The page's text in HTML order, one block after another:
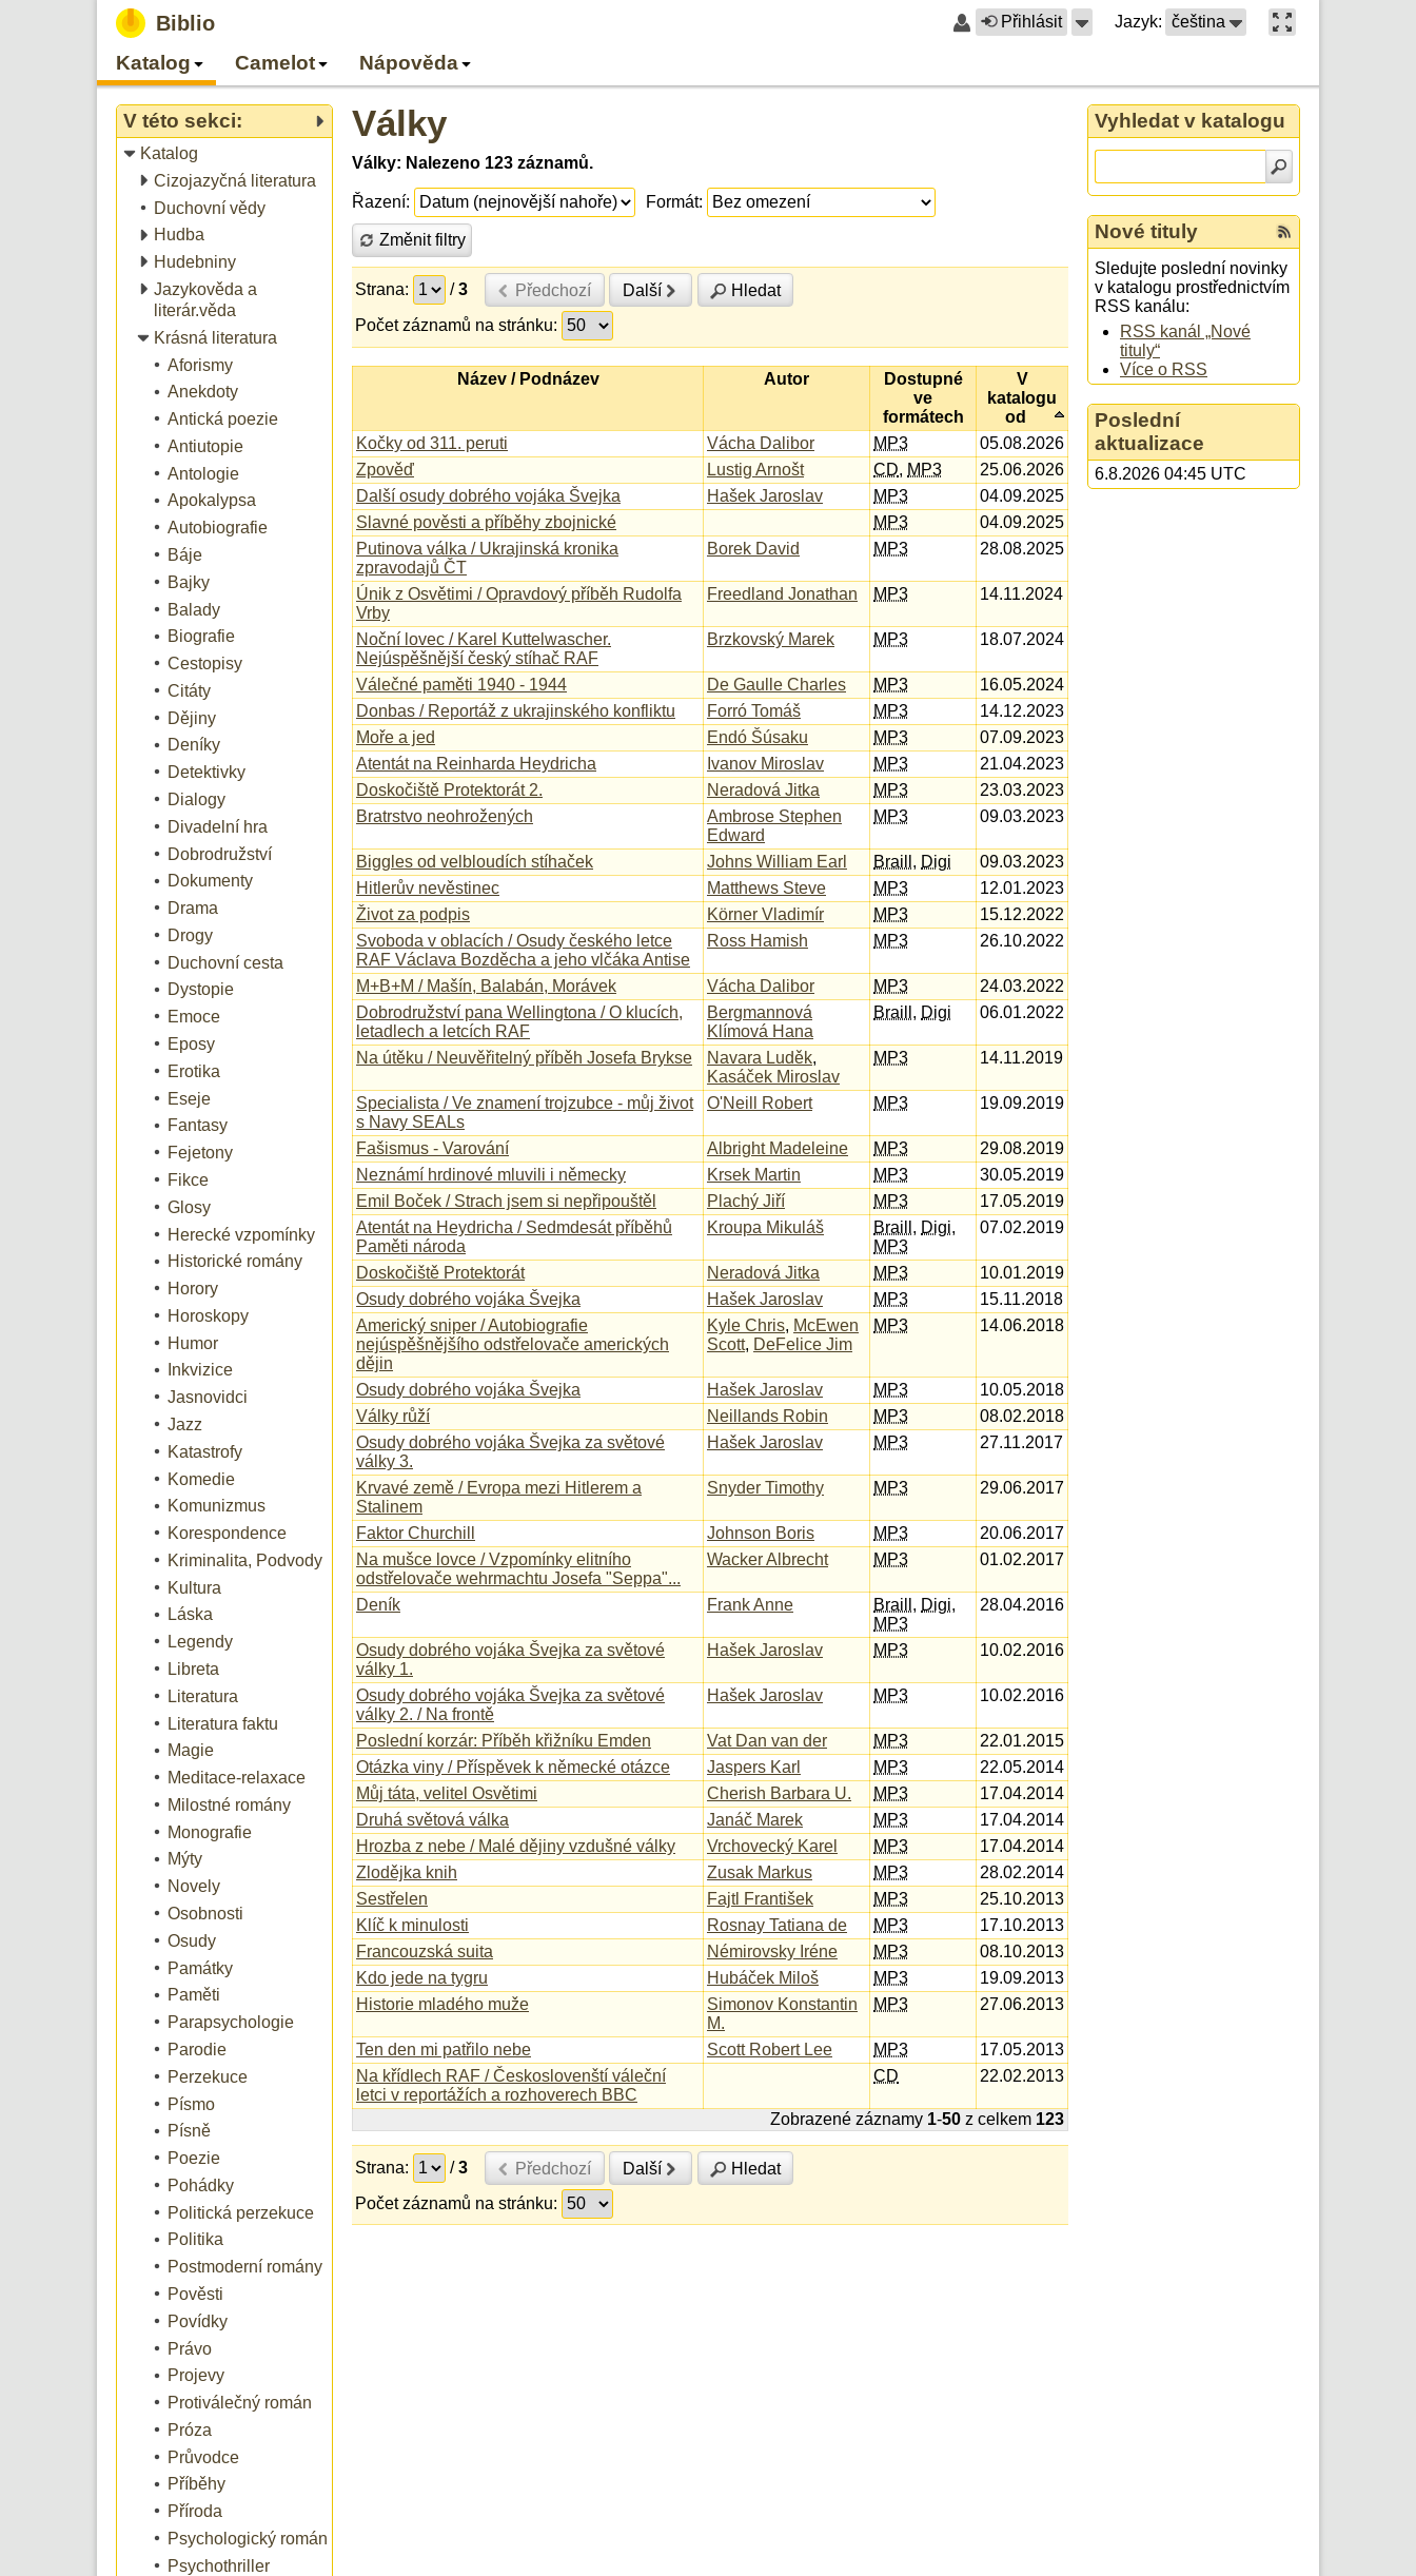
Biblio Přihlásit Jazyk: čeština
Katalog Camelot Nápověda
V této sekci:
Katalog
Cizojazyčná literatura
Duchovní vědy
Hudba
Hudebniny
Jazykověda a
literár.věda
Krásná literatura
Aforismy
Anekdoty
Antická poezie
Antiutopie
Antologie
Apokalypsa
Autobiografie
Báje
Bajky
Balady
Biografie
Cestopisy
Citáty
Dějiny
Deníky
Detektivky
Dialogy
Divadelní hra
Dobrodružství
Dokumenty
Drama
Drogy
Duchovní cesta
Dystopie
Emoce
Eposy
Erotika
Eseje
Fantasy
Fejetony
Fikce
Glosy
Herecké vzpomínky
Historické romány
Horory
Horoskopy
Humor
Inkvizice
Jasnovidci
Jazz
Katastrofy
Komedie
Komunizmus
Korespondence
Kriminalita, Podvody
Kultura
Láska
Legendy
Libreta
Literatura
Literatura faktu
Magie
Meditace-relaxace
Milostné romány
Monografie
Mýty
Novely
Osobnosti
Osudy
Památky
Paměti
Parapsychologie
Parodie
Perzekuce
Písmo
Písně
Poezie
Pohádky
Politická perzekuce
Politika
Postmoderní romány
Pověsti
Povídky
Právo
Projevy
Protiválečný román
Próza
Průvodce
Příběhy
Příroda
Psychologický román
Psychothriller
Války
Války: Nalezeno 123 záznamů.
Řazení: Formát:
Změnit filtry
Strana: /3 Předchozí Další
Hledat
Počet záznamů na stránku:
Název / Podnázev Autor
Dostupné
ve
formátech
V
katalogu
od
Kočky od 311. peruti
Vácha Dalibor MP3
05.08.2026
Zpověď
Lustig Arnošt CD, MP3
25.06.2026
Další osudy dobrého vojáka Švejka
Hašek Jaroslav MP3
04.09.2025
Slavné pověsti a příběhy zbojnické
MP3
04.09.2025
Putinova válka / Ukrajinská kronika
zpravodajů ČT
Borek David MP3 28.08.2025
Únik z Osvětimi / Opravdový příběh Rudolfa
Vrby
Freedland Jonathan MP3 14.11.2024
Noční lovec / Karel Kuttelwascher.
Nejúspěšnější český stíhač RAF
Brzkovský Marek MP3 18.07.2024
Válečné paměti 1940 - 1944 De Gaulle Charles MP3
16.05.2024
Donbas / Reportáž z ukrajinského konfliktu
Forró Tomáš MP3
14.12.2023
Moře a jed
Endó Šúsaku MP3
07.09.2023
Atentát na Reinharda Heydricha
Ivanov Miroslav MP3
21.04.2023
Doskočiště Protektorát 2.
Neradová Jitka MP3
23.03.2023
Bratrstvo neohrožených
Ambrose Stephen
Edward
MP3 09.03.2023
Biggles od velbloudích stíhaček Johns William Earl Braill , Digi
09.03.2023
Hitlerův nevěstinec
Matthews Steve MP3
12.01.2023
Život za podpis
Körner Vladimír MP3
15.12.2022
Svoboda v oblacích / Osudy českého letce
RAF Václava Bozděcha a jeho vlčáka Antise
Ross Hamish MP3 26.10.2022
M+B+M / Mašín, Balabán, Morávek Vácha Dalibor MP3
24.03.2022
Dobrodružství pana Wellingtona / O klucích,
letadlech a letcích RAF
Bergmannová
Klímová Hana
Braill , Digi 06.01.2022
Na útěku / Neuvěřitelný příběh Josefa Brykse Navara Luděk,
Kasáček Miroslav
MP3 14.11.2019
Specialista / Ve znamení trojzubce - můj život
s Navy SEALs
O'Neill Robert MP3 19.09.2019
Fašismus - Varování Albright Madeleine MP3
29.08.2019
Neznámí hrdinové mluvili i německy
Krsek Martin MP3
30.05.2019
Emil Boček / Strach jsem si nepřipouštěl
Plachý Jiří MP3
17.05.2019
Atentát na Heydricha / Sedmdesát příběhů
Paměti národa
Kroupa Mikuláš Braill , Digi,
MP3
07.02.2019
Doskočiště Protektorát Neradová Jitka MP3
10.01.2019
Osudy dobrého vojáka Švejka
Hašek Jaroslav MP3
15.11.2018
Americký sniper / Autobiografie
nejúspěšnějšího odstřelovače amerických
dějin
Kyle Chris, McEwen
Scott, DeFelice Jim
MP3 14.06.2018
Osudy dobrého vojáka Švejka Hašek Jaroslav MP3
10.05.2018
Války růží
Neillands Robin MP3
08.02.2018
Osudy dobrého vojáka Švejka za světové
války 3.
Hašek Jaroslav MP3 27.11.2017
Krvavé země / Evropa mezi Hitlerem a
Stalinem
Snyder Timothy MP3 29.06.2017
Faktor Churchill Johnson Boris MP3
20.06.2017
Na mušce lovce / Vzpomínky elitního
odstřelovače wehrmachtu Josefa "Seppa"...
Wacker Albrecht MP3 01.02.2017
Deník Frank Anne Braill , Digi,
MP3
28.04.2016
Osudy dobrého vojáka Švejka za světové
války 1.
Hašek Jaroslav MP3 10.02.2016
Osudy dobrého vojáka Švejka za světové
války 2. / Na frontě
Hašek Jaroslav MP3 10.02.2016
Poslední korzár: Příběh křižníku Emden Vat Dan van der MP3
22.01.2015
Otázka viny / Příspěvek k německé otázce
Jaspers Karl MP3
22.05.2014
Můj táta, velitel Osvětimi
Cherish Barbara U. MP3
17.04.2014
Druhá světová válka
Janáč Marek MP3
17.04.2014
Hrozba z nebe / Malé dějiny vzdušné války
Vrchovecký Karel MP3
17.04.2014
Zlodějka knih
Zusak Markus MP3
28.02.2014
Sestřelen
Fajtl František MP3
25.10.2013
Klíč k minulosti
Rosnay Tatiana de MP3
17.10.2013
Francouzská suita
Némirovsky Iréne MP3
08.10.2013
Kdo jede na tygru
Hubáček Miloš MP3
19.09.2013
Historie mladého muže
Simonov Konstantin
M.
MP3 27.06.2013
Ten den mi patřilo nebe Scott Robert Lee MP3
17.05.2013
Na křídlech RAF / Českoslovenští váleční
letci v reportážích a rozhoverech BBC
CD 22.02.2013
Zobrazené záznamy 1-50 z celkem 123
Strana: /3 Předchozí Další
Hledat
Počet záznamů na stránku:
Vyhledat v katalogu
Nové tituly
Sledujte poslední novinky
v katalogu prostřednictvím
RSS kanálu:
RSS kanál „Nové
tituly“
Více o RSS
Poslední
aktualizace
6.8.2026 04:45 UTC